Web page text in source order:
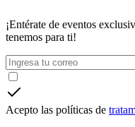
¡Entérate de eventos
tenemos para ti!
Acepto las políticas de